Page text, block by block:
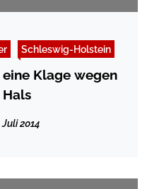
Schleswig-Holstein
Klage wegen
Juli 2014